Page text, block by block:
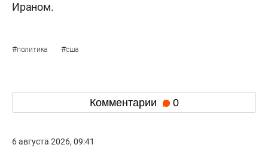
Ираном.
#политика #сша
Комментарии 0
6 августа 2026, 09:41